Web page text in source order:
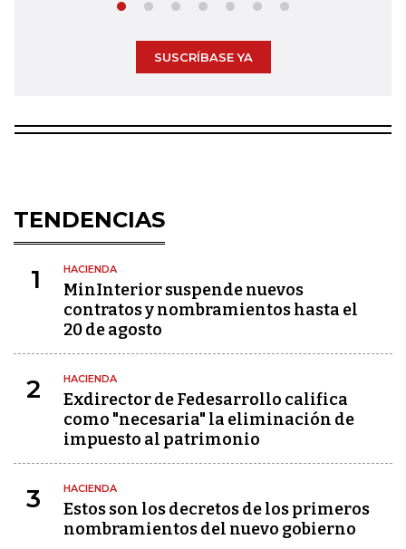
SUSCRÍBASE YA
TENDENCIAS
1 HACIENDA
MinInterior suspende nuevos
contratos y nombramientos hasta el
20 de agosto
2 HACIENDA
Exdirector de Fedesarrollo califica
como "necesaria" la eliminación de
impuesto al patrimonio
3 HACIENDA
Estos son los decretos de los primeros
nombramientos del nuevo gobierno